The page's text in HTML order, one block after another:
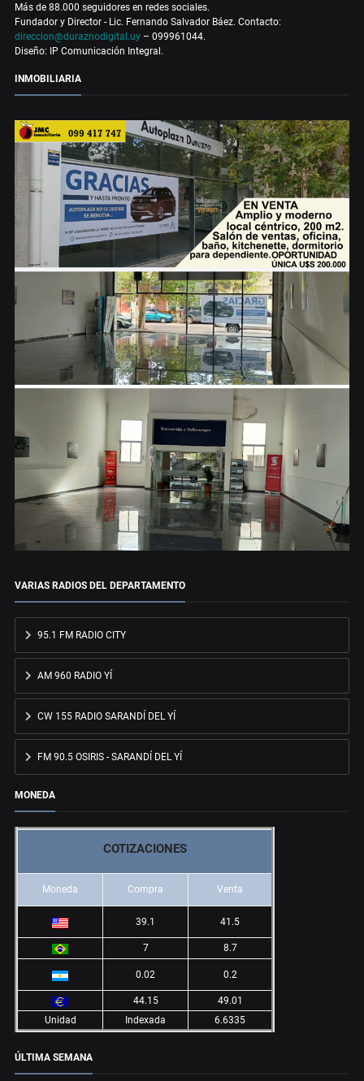
Más de 88.000 seguidores en redes sociales.
Fundador y Director - Lic. Fernando Salvador Báez. Contacto:
direccion@duraznodigital.uy – 099961044.
Diseño: IP Comunicación Integral.
INMOBILIARIA
VARIAS RADIOS DEL DEPARTAMENTO
95.1 FM RADIO CITY
AM 960 RADIO YÍ
CW 155 RADIO SARANDÍ DEL YÍ
FM 90.5 OSIRIS - SARANDÍ DEL YÍ
MONEDA
COTIZACIONES
Moneda Compra Venta
39.1 41.5
7 8.7
0.02 0.2
44.15
49.01
Unidad
Indexada 6.6335
ÚLTIMA SEMANA